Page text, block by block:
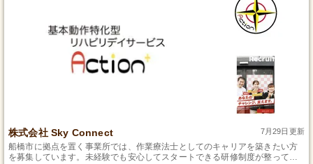
株式会社 Sky Connect 7月29日更新
船橋市に拠点を置く事業所では、作業療法士としてのキャリアを築きたい方
を募集しています。未経験でも安心してスタートできる研修制度が整ってお